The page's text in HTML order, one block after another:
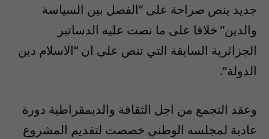
جديد ينص صراحة على “الفصل بين السياسة
والدين” خلافا على ما نصت عليه الدساتير
الجزائرية السابقة التي تنص على ان “الاسلام دين
الدولة”.
وعقد التجمع من اجل الثقافة والديمقراطية دورة
عادية لمجلسه الوطني خصصت لتقديم المشروع